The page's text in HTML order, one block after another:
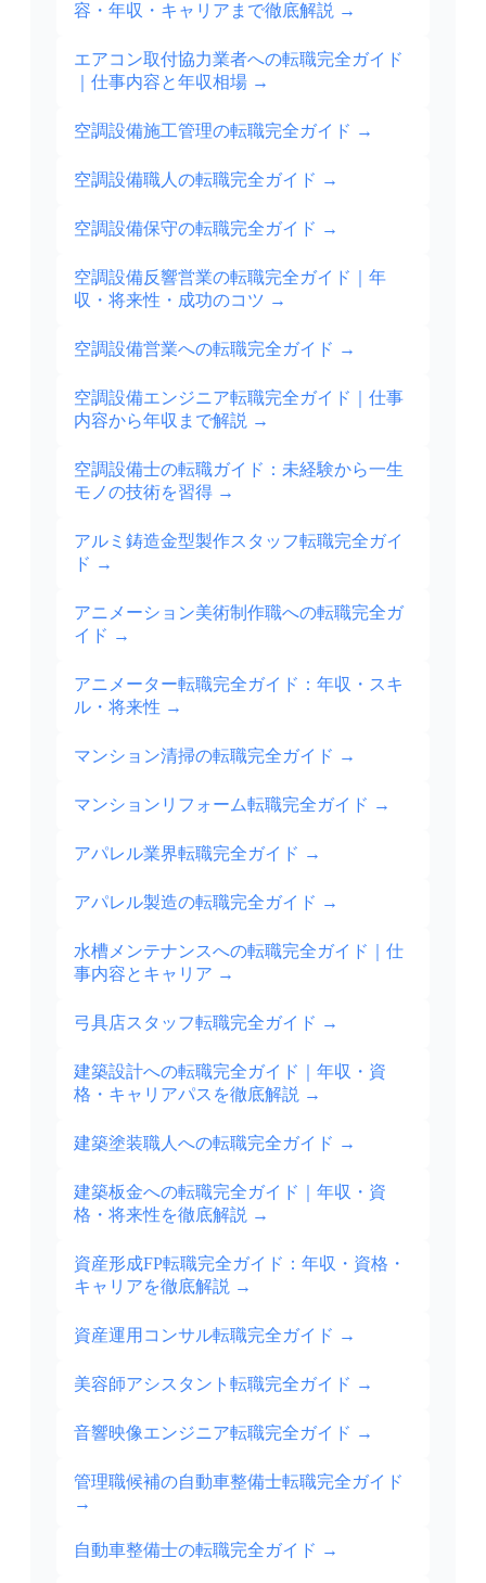
容・年収・キャリアまで徹底解説 →
エアコン取付協力業者への転職完全ガイド
｜仕事内容と年収相場 →
空調設備施工管理の転職完全ガイド →
空調設備職人の転職完全ガイド →
空調設備保守の転職完全ガイド →
空調設備反響営業の転職完全ガイド｜年
収・将来性・成功のコツ →
空調設備営業への転職完全ガイド →
空調設備エンジニア転職完全ガイド｜仕事
内容から年収まで解説 →
空調設備士の転職ガイド：未経験から一生
モノの技術を習得 →
アルミ鋳造金型製作スタッフ転職完全ガイ
ド →
アニメーション美術制作職への転職完全ガ
イド →
アニメーター転職完全ガイド：年収・スキ
ル・将来性 →
マンション清掃の転職完全ガイド →
マンションリフォーム転職完全ガイド →
アパレル業界転職完全ガイド →
アパレル製造の転職完全ガイド →
水槽メンテナンスへの転職完全ガイド｜仕
事内容とキャリア →
弓具店スタッフ転職完全ガイド →
建築設計への転職完全ガイド｜年収・資
格・キャリアパスを徹底解説 →
建築塗装職人への転職完全ガイド →
建築板金への転職完全ガイド｜年収・資
格・将来性を徹底解説 →
資産形成FP転職完全ガイド：年収・資格・
キャリアを徹底解説 →
資産運用コンサル転職完全ガイド →
美容師アシスタント転職完全ガイド →
音響映像エンジニア転職完全ガイド →
管理職候補の自動車整備士転職完全ガイド
→
自動車整備士の転職完全ガイド →